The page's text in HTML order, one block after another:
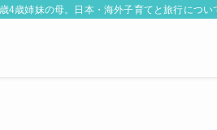
4歳姉妹の母。日本・海外子育てと旅行につい